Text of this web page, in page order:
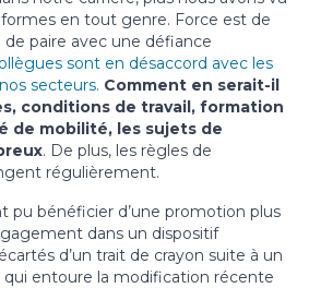
en tout genre. Force est de
paire avec une défiance
sont en désaccord avec les
secteurs. Comment en serait-il
conditions de travail, formation
de mobilité, les sujets de
. De plus, les règles de
régulièrement.
pu bénéficier d’une promotion plus
dans un dispositif
d’un trait de crayon suite à un
entoure la modification récente